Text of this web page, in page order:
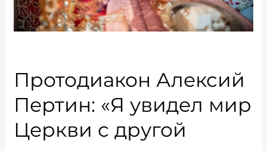
Протодиакон Алексий
Пертин: «Я увидел мир
Церкви с другой